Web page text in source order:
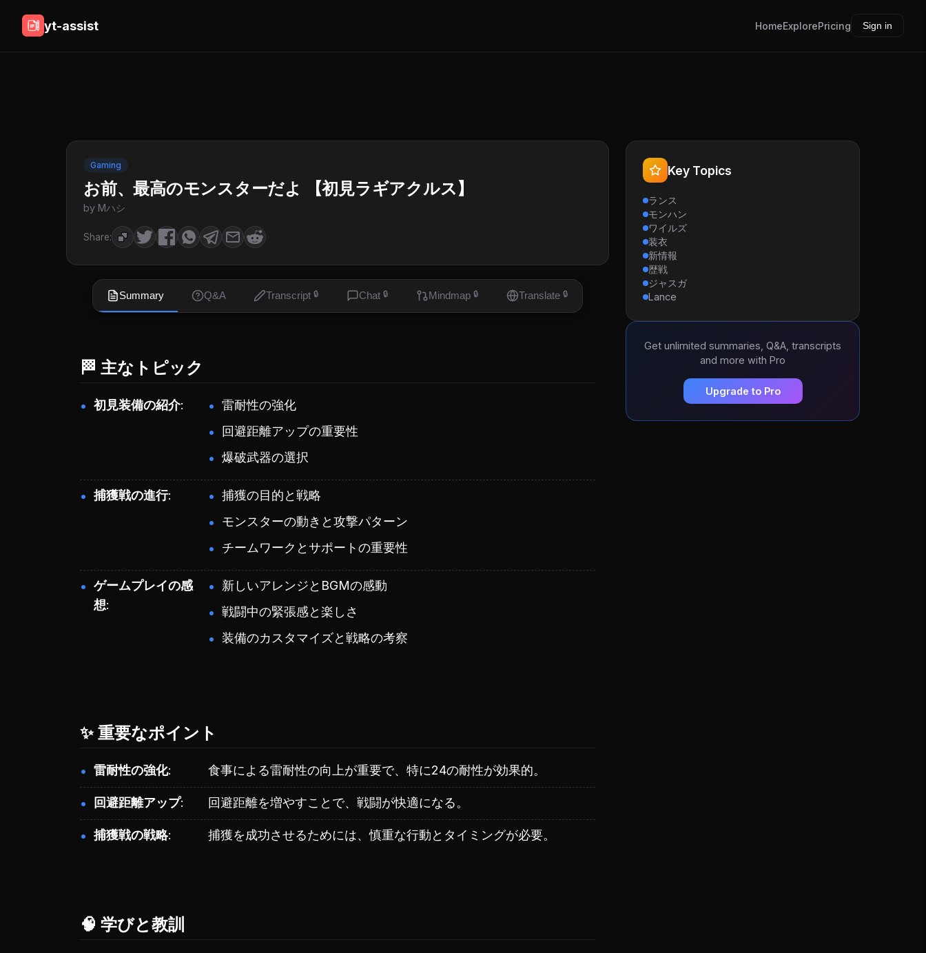
yt-assist HomeExplorePricing Sign in
Gaming
お前、最高のモンスターだよ 【初見ラギアクルス】
by Mハシ
Share:
Summary Q&A Transcript 🔒 Chat 🔒 Mindmap 🔒 Translate 🔒
🏁 主なトピック
初見装備の紹介
雷耐性の強化
回避距離アップの重要性
爆破武器の選択
捕獲戦の進行
捕獲の目的と戦略
モンスターの動きと攻撃パターン
チームワークとサポートの重要性
ゲームプレイの感
想
新しいアレンジとBGMの感動
戦闘中の緊張感と楽しさ
装備のカスタマイズと戦略の考察
✨ 重要なポイント
雷耐性の強化 食事による雷耐性の向上が重要で、特に24の耐性が効果的。
回避距離アップ 回避距離を増やすことで、戦闘が快適になる。
捕獲戦の戦略 捕獲を成功させるためには、慎重な行動とタイミングが必要。
🧠 学びと教訓
Key Topics
ランス
モンハン
ワイルズ
装衣
新情報
歴戦
ジャスガ
Lance
Get unlimited summaries, Q&A, transcripts
and more with Pro
Upgrade to Pro